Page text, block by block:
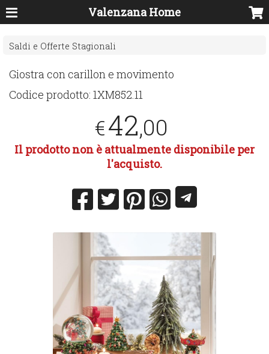
Valenzana Home
Saldi e Offerte Stagionali
Giostra con carillon e movimento
Codice prodotto:1XM852.11
€42,00
Il prodotto non è attualmente disponibile per
l'acquisto.